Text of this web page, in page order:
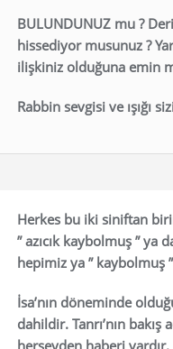
BULUNDUNUZ mu ?
hissediyor musunuz ?
ilişkiniz olduğuna emin
Rabbin sevgisi ve ışığı
Herkes bu iki siniftan
” azıcık kaybolmuş ” ya
hepimiz ya ” kaybolmuş
İsa’nın döneminde
dahildir. Tanrı’nın bakış
herşeyden haberi